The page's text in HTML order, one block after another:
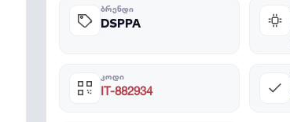
ᲑᲠᲔᲜᲓᲘ
DSPPA
ᲙᲝᲓᲘ
IT-882934